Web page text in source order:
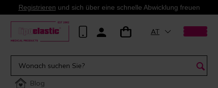
Registrieren und sich über eine schnelle Abwicklung freuen
AT
Blog